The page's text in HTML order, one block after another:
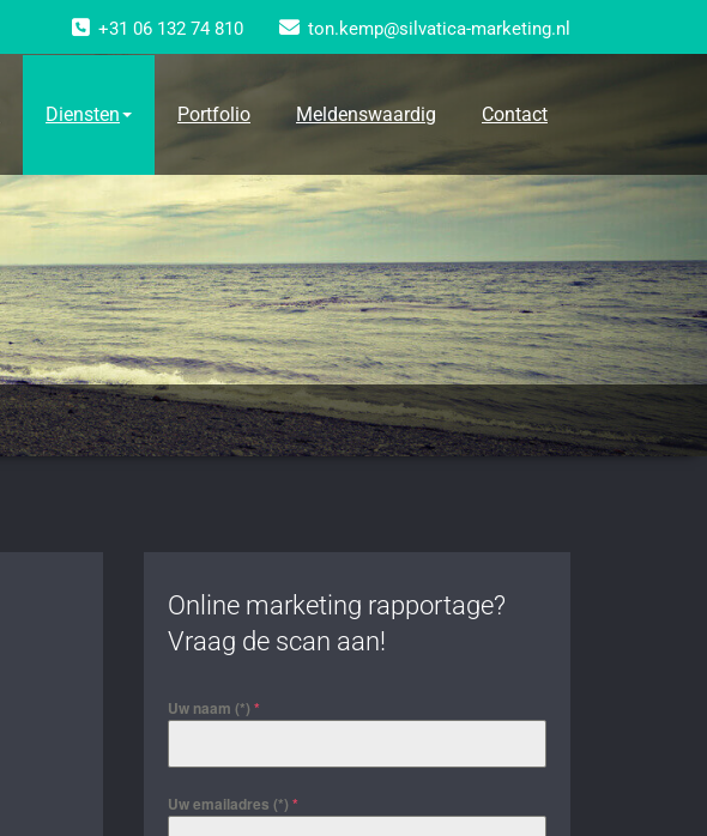
+31 06 132 74 810 ton.kemp@silvatica-marketing.nl
Diensten Portfolio Meldenswaardig Contact
Online marketing rapportage?
Vraag de scan aan!
Uw naam (*) *
Uw emailadres (*) *